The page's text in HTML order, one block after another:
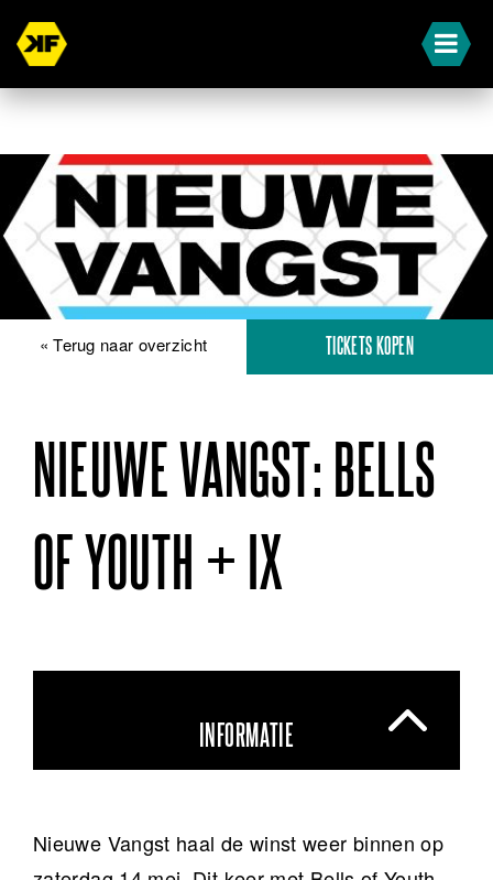
« Terug naar overzicht TICKETS KOPEN
NIEUWE VANGST: BELLS
OF YOUTH + IX
INFORMATIE
Nieuwe Vangst haal de winst weer binnen op